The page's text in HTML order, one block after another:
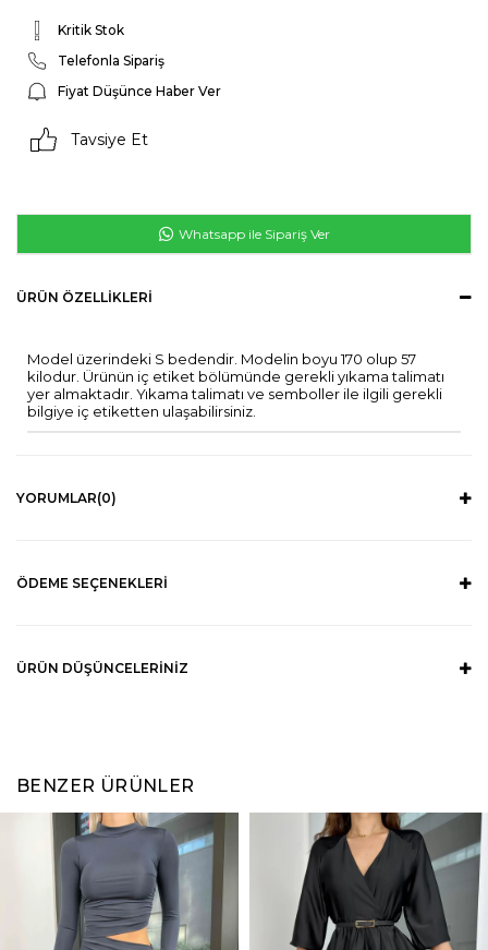
Kritik Stok
Telefonla Sipariş
Fiyat Düşünce Haber Ver
Tavsiye Et
Whatsapp ile Sipariş Ver
ÜRÜN ÖZELLIKLERI
Model üzerindeki S bedendir. Modelin boyu 170 olup 57
kilodur. Ürünün iç etiket bölümünde gerekli yıkama talimatı
yer almaktadır. Yıkama talimatı ve semboller ile ilgili gerekli
bilgiye iç etiketten ulaşabilirsiniz.
YORUMLAR(0)
ÖDEME SEÇENEKLERI
ÜRÜN DÜŞÜNCELERINIZ
BENZER ÜRÜNLER